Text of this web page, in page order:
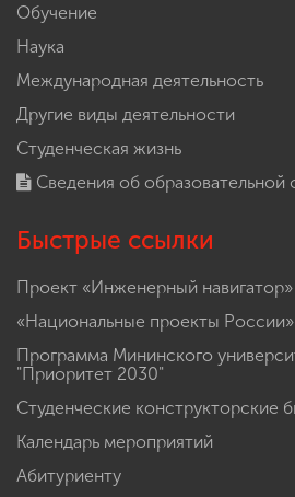
Обучение
Наука
Международная деятельность
Другие виды деятельности
Студенческая жизнь
Сведения об образовательной
Быстрые ссылки
Проект «Инженерный навигатор»
«Национальные проекты России»
Программа Мининского
"Приоритет 2030"
Студенческие конструкторские
Календарь мероприятий
Абитуриенту